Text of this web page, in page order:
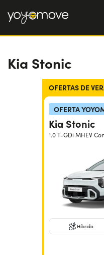
OFERTAS RENTING
Particulares
Autónomos y
OFERTAS RENTING
SEGUNDA MANO
RENTING COCHES
YoyoNow
QUIENES SOMOS
Trabaja con nosotros
POR QUÉ CONVIENE
Kia Stonic
OFERTAS DE
OFERTA
Kia Stonic
1.0 T-GDi MHEV
Híbrido